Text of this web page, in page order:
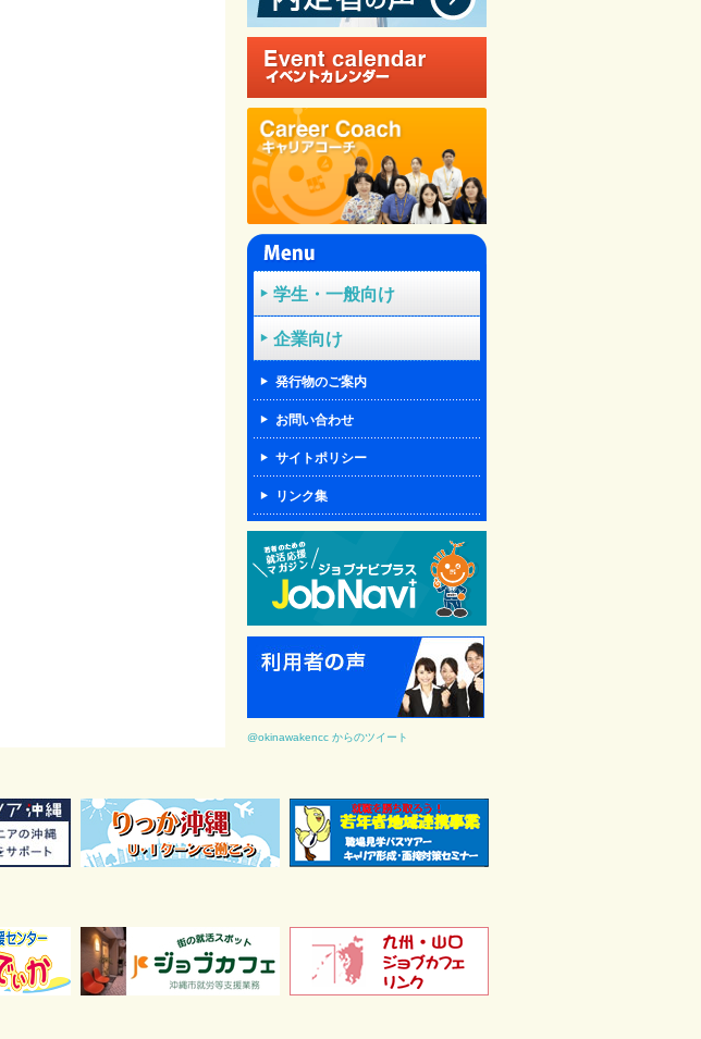
学生・一般向け
企業向け
発行物のご案内
お問い合わせ
サイトポリシー
リンク集
@okinawakencc からのツイート